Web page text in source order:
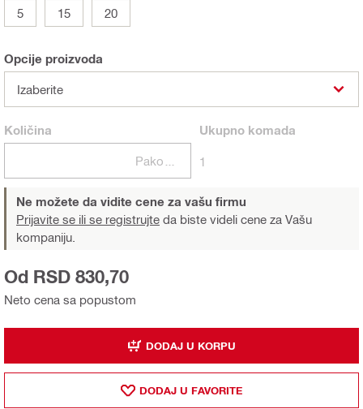
5
15 20
Opcije proizvoda
Izaberite
Količina Ukupnokomada
1
Ne možete da vidite cene za vašu firmu
Prijavite se ili se registrujte da biste videli cene za Vašu
kompaniju.
Neto cena sa popustom
Od RSD 830,70
DODAJ U KORPU
DODAJ U FAVORITE